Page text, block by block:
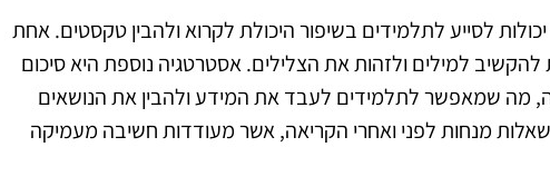
לסייע לתלמידים בשיפור היכולת לקרוא ולהבין טקסטים. אחת
למילים ולזהות את הצלילים. אסטרטגיה נוספת היא סיכום
מה שמאפשר לתלמידים לעבד את המידע ולהבין את הנושאים
מנחות לפני ואחרי הקריאה, אשר מעודדות חשיבה מעמיקה